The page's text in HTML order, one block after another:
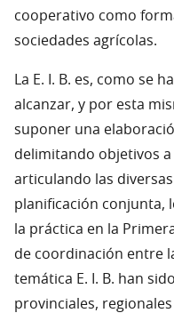
cooperativo como
sociedades agrícolas.
La E. I. B. es, como se
alcanzar, y por esta
suponer una
delimitando objetivos
articulando las
planificación conjunta,
la práctica en la
de coordinación entre
temática E. I. B. han
provinciales,